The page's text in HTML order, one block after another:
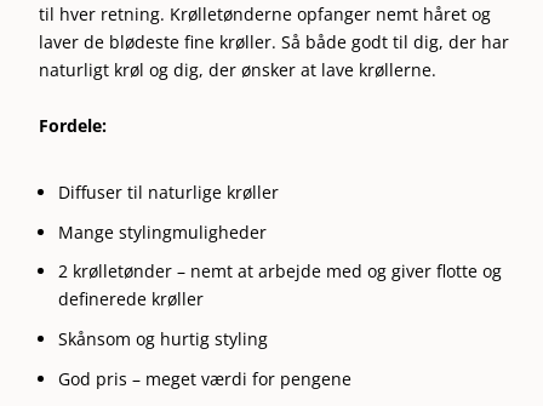
til hver retning. Krølletønderne opfanger nemt håret og
laver de blødeste fine krøller. Så både godt til dig, der har
naturligt krøl og dig, der ønsker at lave krøllerne.
Fordele:
Diffuser til naturlige krøller
Mange stylingmuligheder
2 krølletønder – nemt at arbejde med og giver flotte og
definerede krøller
Skånsom og hurtig styling
God pris – meget værdi for pengene